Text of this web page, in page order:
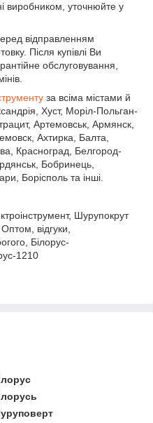
виробником, уточнюйте у
відправленням
Після купівлі Ви
обслуговування,
за всіма містами й
Хуст, Моріл-Польган-
Артемовськ, Армянск,
Ахтирка, Балта,
Красноград, Белгород-
Бобринець,
Борісполь та інші.
Шурупокрут
відгуки,
Білорус-
1210